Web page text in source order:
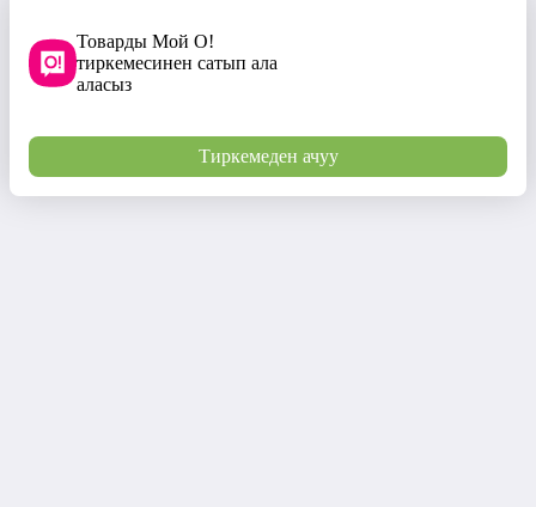
Товарды Мой О!
тиркемесинен сатып ала
аласыз
Тиркемеден ачуу